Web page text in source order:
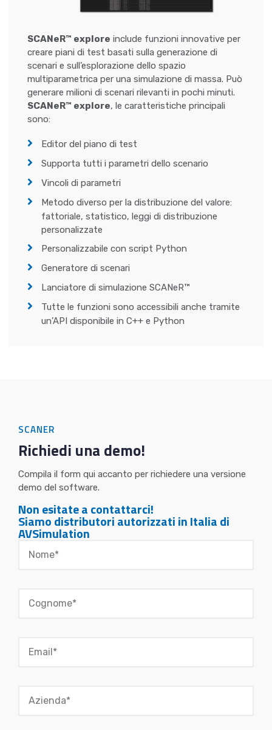
SCANeR™ explore include funzioni innovative per
creare piani di test basati sulla generazione di
scenari e sull’esplorazione dello spazio
multiparametrica per una simulazione di massa. Può
generare milioni di scenari rilevanti in pochi minuti.
SCANeR™ explore, le caratteristiche principali
sono:
Editor del piano di test
Supporta tutti i parametri dello scenario
Vincoli di parametri
Metodo diverso per la distribuzione del valore:
fattoriale, statistico, leggi di distribuzione
personalizzate
Personalizzabile con script Python
Generatore di scenari
Lanciatore di simulazione SCANeR™
Tutte le funzioni sono accessibili anche tramite
un’API disponibile in C++ e Python
SCANER
Richiedi una demo!
Compila il form qui accanto per richiedere una versione
demo del software.
Non esitate a contattarci!
Siamo distributori autorizzati in Italia di
AVSimulation